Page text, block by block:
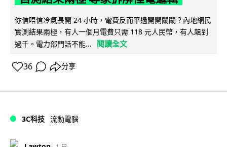
你信唔信冷氣長開 24 小時，電費反而平過開開關關？內地網民
實測結果兩極，有人一個月電費只需 118 元人民幣，有人飆到
過千。電力部門話不能...
閱讀全文
36 分享
3C科技 流動電腦